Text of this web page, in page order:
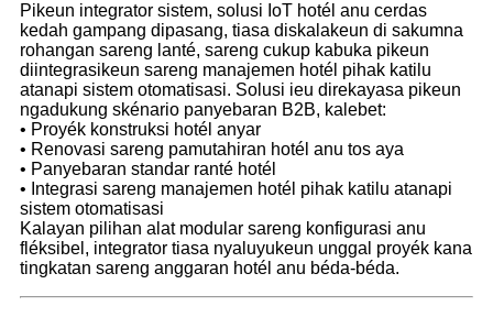
Pikeun integrator sistem, solusi IoT hotél anu cerdas
kedah gampang dipasang, tiasa diskalakeun di sakumna
rohangan sareng lanté, sareng cukup kabuka pikeun
diintegrasikeun sareng manajemen hotél pihak katilu
atanapi sistem otomatisasi. Solusi ieu direkayasa pikeun
ngadukung skénario panyebaran B2B, kalebet:
• Proyék konstruksi hotél anyar
• Renovasi sareng pamutahiran hotél anu tos aya
• Panyebaran standar ranté hotél
• Integrasi sareng manajemen hotél pihak katilu atanapi
sistem otomatisasi
Kalayan pilihan alat modular sareng konfigurasi anu
fléksibel, integrator tiasa nyaluyukeun unggal proyék kana
tingkatan sareng anggaran hotél anu béda-béda.